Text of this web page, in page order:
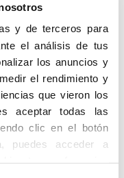
y de terceros para
el análisis de tus
los anuncios y
el rendimiento y
que vieron los
aceptar todas las
clic en el botón
puedes acceder a
tus preferencias